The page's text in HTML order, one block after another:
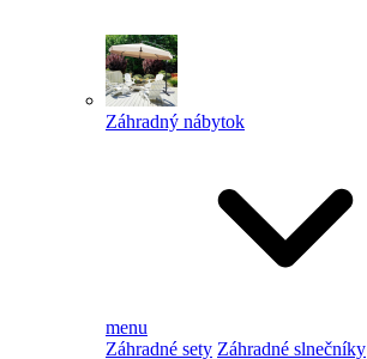
Záhradný nábytok
menu
Záhradné sety Záhradné slnečníky